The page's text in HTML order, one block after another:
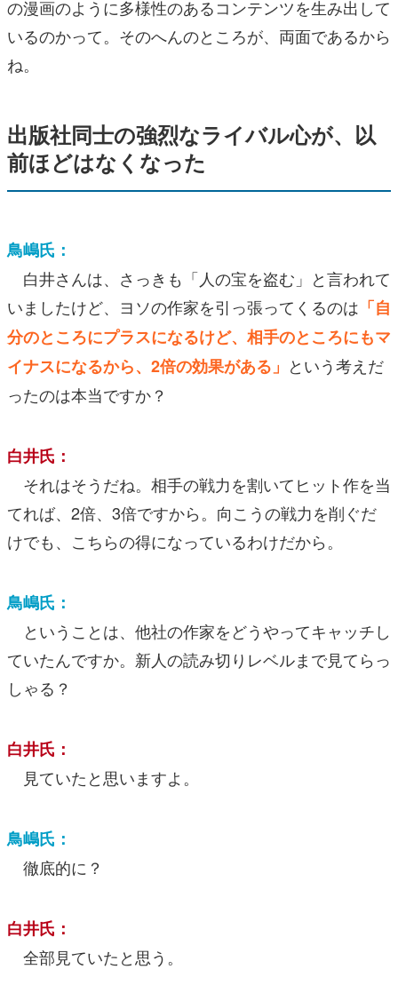
の漫画のように多様性のあるコンテンツを生み出して
いるのかって。そのへんのところが、両面であるから
ね。
出版社同士の強烈なライバル心が、以
前ほどはなくなった
鳥嶋氏：
白井さんは、さっきも「人の宝を盗む」と言われて
いましたけど、ヨソの作家を引っ張ってくるのは 「自
分のところにプラスになるけど、相手のところにもマ
イナスになるから、2倍の効果がある」 という考えだ
ったのは本当ですか？
白井氏：
それはそうだね。相手の戦力を割いてヒット作を当
てれば、2倍、3倍ですから。向こうの戦力を削ぐだ
けでも、こちらの得になっているわけだから。
鳥嶋氏：
ということは、他社の作家をどうやってキャッチし
ていたんですか。新人の読み切りレベルまで見てらっ
しゃる？
白井氏：
見ていたと思いますよ。
鳥嶋氏：
徹底的に？
白井氏：
全部見ていたと思う。